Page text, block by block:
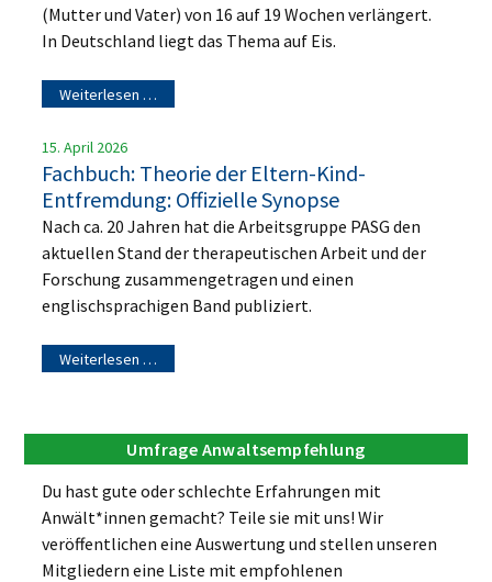
(Mutter und Vater) von 16 auf 19 Wochen verlängert.
In Deutschland liegt das Thema auf Eis.
Weiterlesen …
15. April 2026
Fachbuch: Theorie der Eltern-Kind-
Entfremdung: Offizielle Synopse
Nach ca. 20 Jahren hat die Arbeitsgruppe PASG den
aktuellen Stand der therapeutischen Arbeit und der
Forschung zusammengetragen und einen
englischsprachigen Band publiziert.
Weiterlesen …
Umfrage Anwaltsempfehlung
Du hast gute oder schlechte Erfahrungen mit
Anwält*innen gemacht? Teile sie mit uns! Wir
veröffentlichen eine Auswertung und stellen unseren
Mitgliedern eine Liste mit empfohlenen